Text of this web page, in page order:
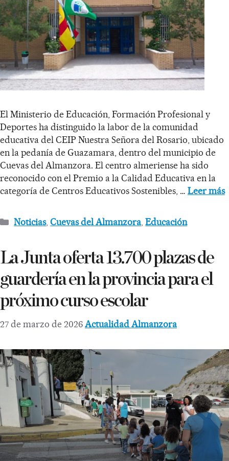
El Ministerio de Educación, Formación Profesional y
Deportes ha distinguido la labor de la comunidad
educativa del CEIP Nuestra Señora del Rosario, ubicado
en la pedanía de Guazamara, dentro del municipio de
Cuevas del Almanzora. El centro almeriense ha sido
reconocido con el Premio a la Calidad Educativa en la
categoría de Centros Educativos Sostenibles, … Leer más
Noticias,Cuevas del Almanzora,Educación
La Junta oferta 13.700 plazas de
guardería en la provincia para el
próximo curso escolar
27 de marzo de 2026Actualidad Almanzora